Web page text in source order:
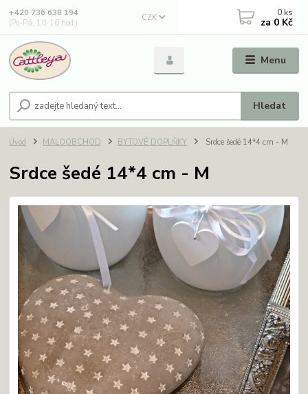
Menu
CZK
Hledat
+420 736 638 194
(Po-Pá, 10-16 hod.)
0 ks
za 0 Kč
Úvod MALOOBCHOD BYTOVÉ DOPLŇKY Srdce šedé 14*4 cm - M
Srdce šedé 14*4 cm - M